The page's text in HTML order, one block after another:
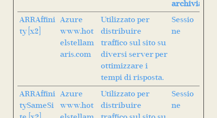
ARRAffini
ty [x2]
Azure
www.hot
elstellam
aris.com
Utilizzato per
distribuire
traffico sul sito su
diversi server per
ottimizzare i
tempi di risposta.
Sessio
ne
ARRAffini
tySameSi
Azure
www.hot
Utilizzato per
distribuire
Sessio
ne